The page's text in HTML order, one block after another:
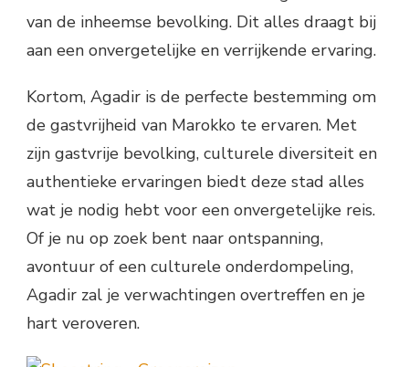
van de inheemse bevolking. Dit alles draagt bij
aan een onvergetelijke en verrijkende ervaring.
Kortom, Agadir is de perfecte bestemming om
de gastvrijheid van Marokko te ervaren. Met
zijn gastvrije bevolking, culturele diversiteit en
authentieke ervaringen biedt deze stad alles
wat je nodig hebt voor een onvergetelijke reis.
Of je nu op zoek bent naar ontspanning,
avontuur of een culturele onderdompeling,
Agadir zal je verwachtingen overtreffen en je
hart veroveren.